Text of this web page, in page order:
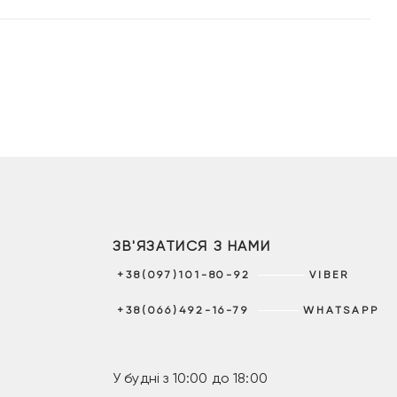
ЗВ'ЯЗАТИСЯ З НАМИ
+38(097)101-80-92 VIBER
+38(066)492-16-79 WHATSAPP
У будні з 10:00 до 18:00